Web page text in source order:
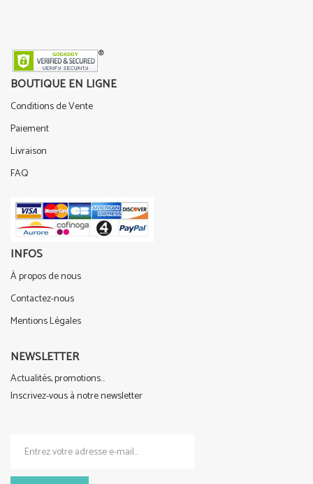
BOUTIQUE EN LIGNE
Conditions de Vente
Paiement
Livraison
FAQ
INFOS
À propos de nous
Contactez-nous
Mentions Légales
NEWSLETTER
Actualités, promotions...
Inscrivez-vous à notre newsletter